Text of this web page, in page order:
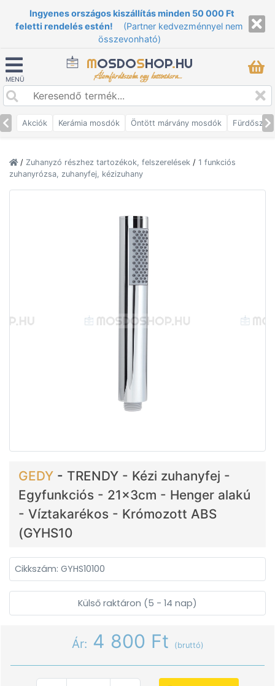
Ingyenes országos kiszállítás minden 50 000 Ft
feletti rendelés estén!
(Partner kedvezménnyel nem
összevonható)
MENÜ
MOSDOSHOP.HU
Álomfürdőszoba egy kattintásra...
Akciók Kerámia mosdók Öntött márvány mosdók
/ Zuhanyzó részhez tartozékok, felszerelések / 1 funkciós
zuhanyrózsa, zuhanyfej, kézizuhany
GEDY - TRENDY - Kézi zuhanyfej -
Egyfunkciós - 21x3cm - Henger alakú
- Víztakarékos - Krómozott ABS
(GYHS10
Cikkszám: GYHS10100
Külső raktáron (5 - 14 nap)
Ár: 4 800 Ft (bruttó)